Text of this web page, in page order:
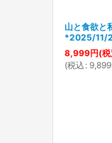
山と食欲と
*2025/11/
8,999円(
(税込 : 9,899